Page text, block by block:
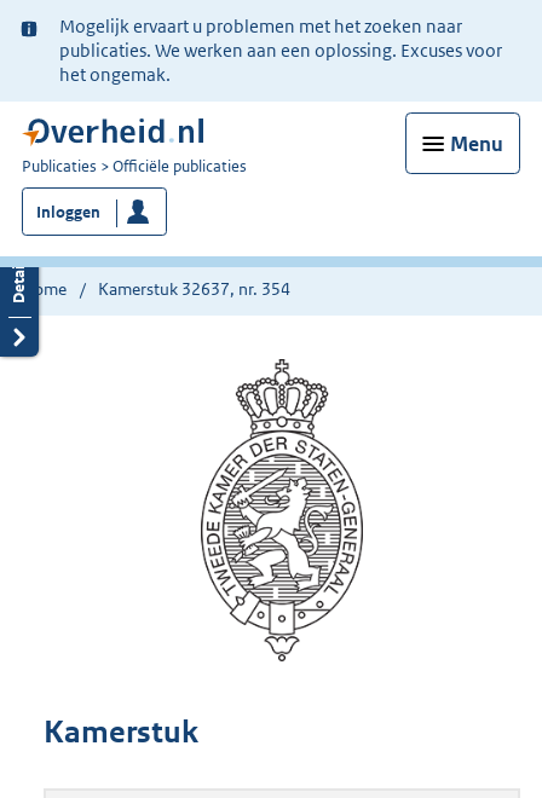
Ter
informatie:
Mogelijk ervaart u problemen met het zoeken naar
publicaties. We werken aan een oplossing. Excuses voor
het ongemak.
Menu
U
bent
nu
hier:
Publicaties Officiële publicaties
Inloggen
Home Kamerstuk 32637, nr. 354
Kamerstuk